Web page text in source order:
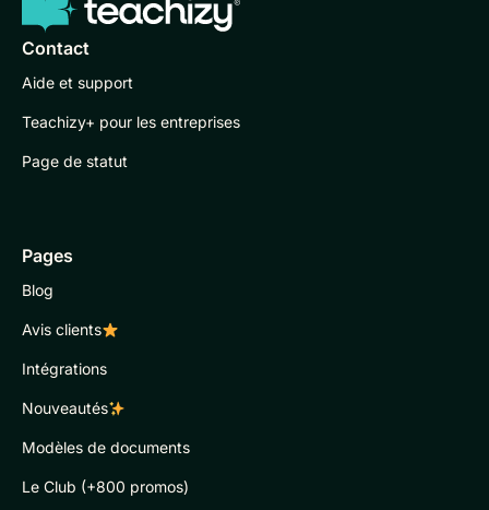
Contact
Aide et support
Teachizy+ pour les entreprises
Page de statut
Pages
Blog
Avis clients
Intégrations
Nouveautés
Modèles de documents
Le Club (+800 promos)